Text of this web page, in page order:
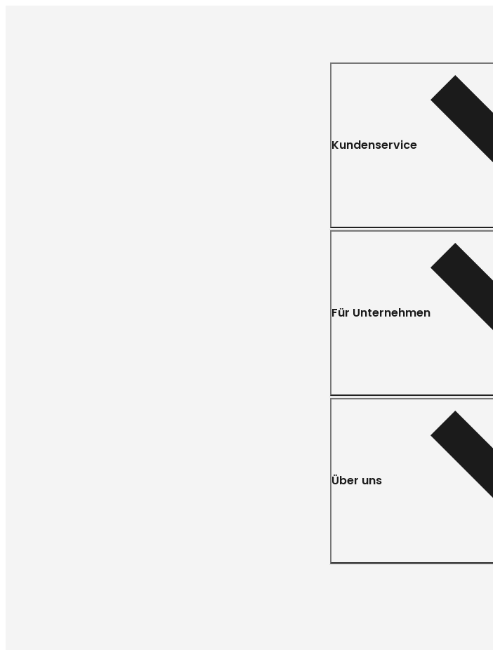
Kundenservice
Für Unternehmen
Über uns